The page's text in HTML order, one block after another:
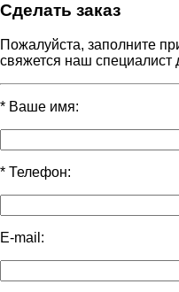
Сделать заказ
Пожалуйста, заполните
свяжется наш специалист
* Ваше имя:
* Телефон:
E-mail: